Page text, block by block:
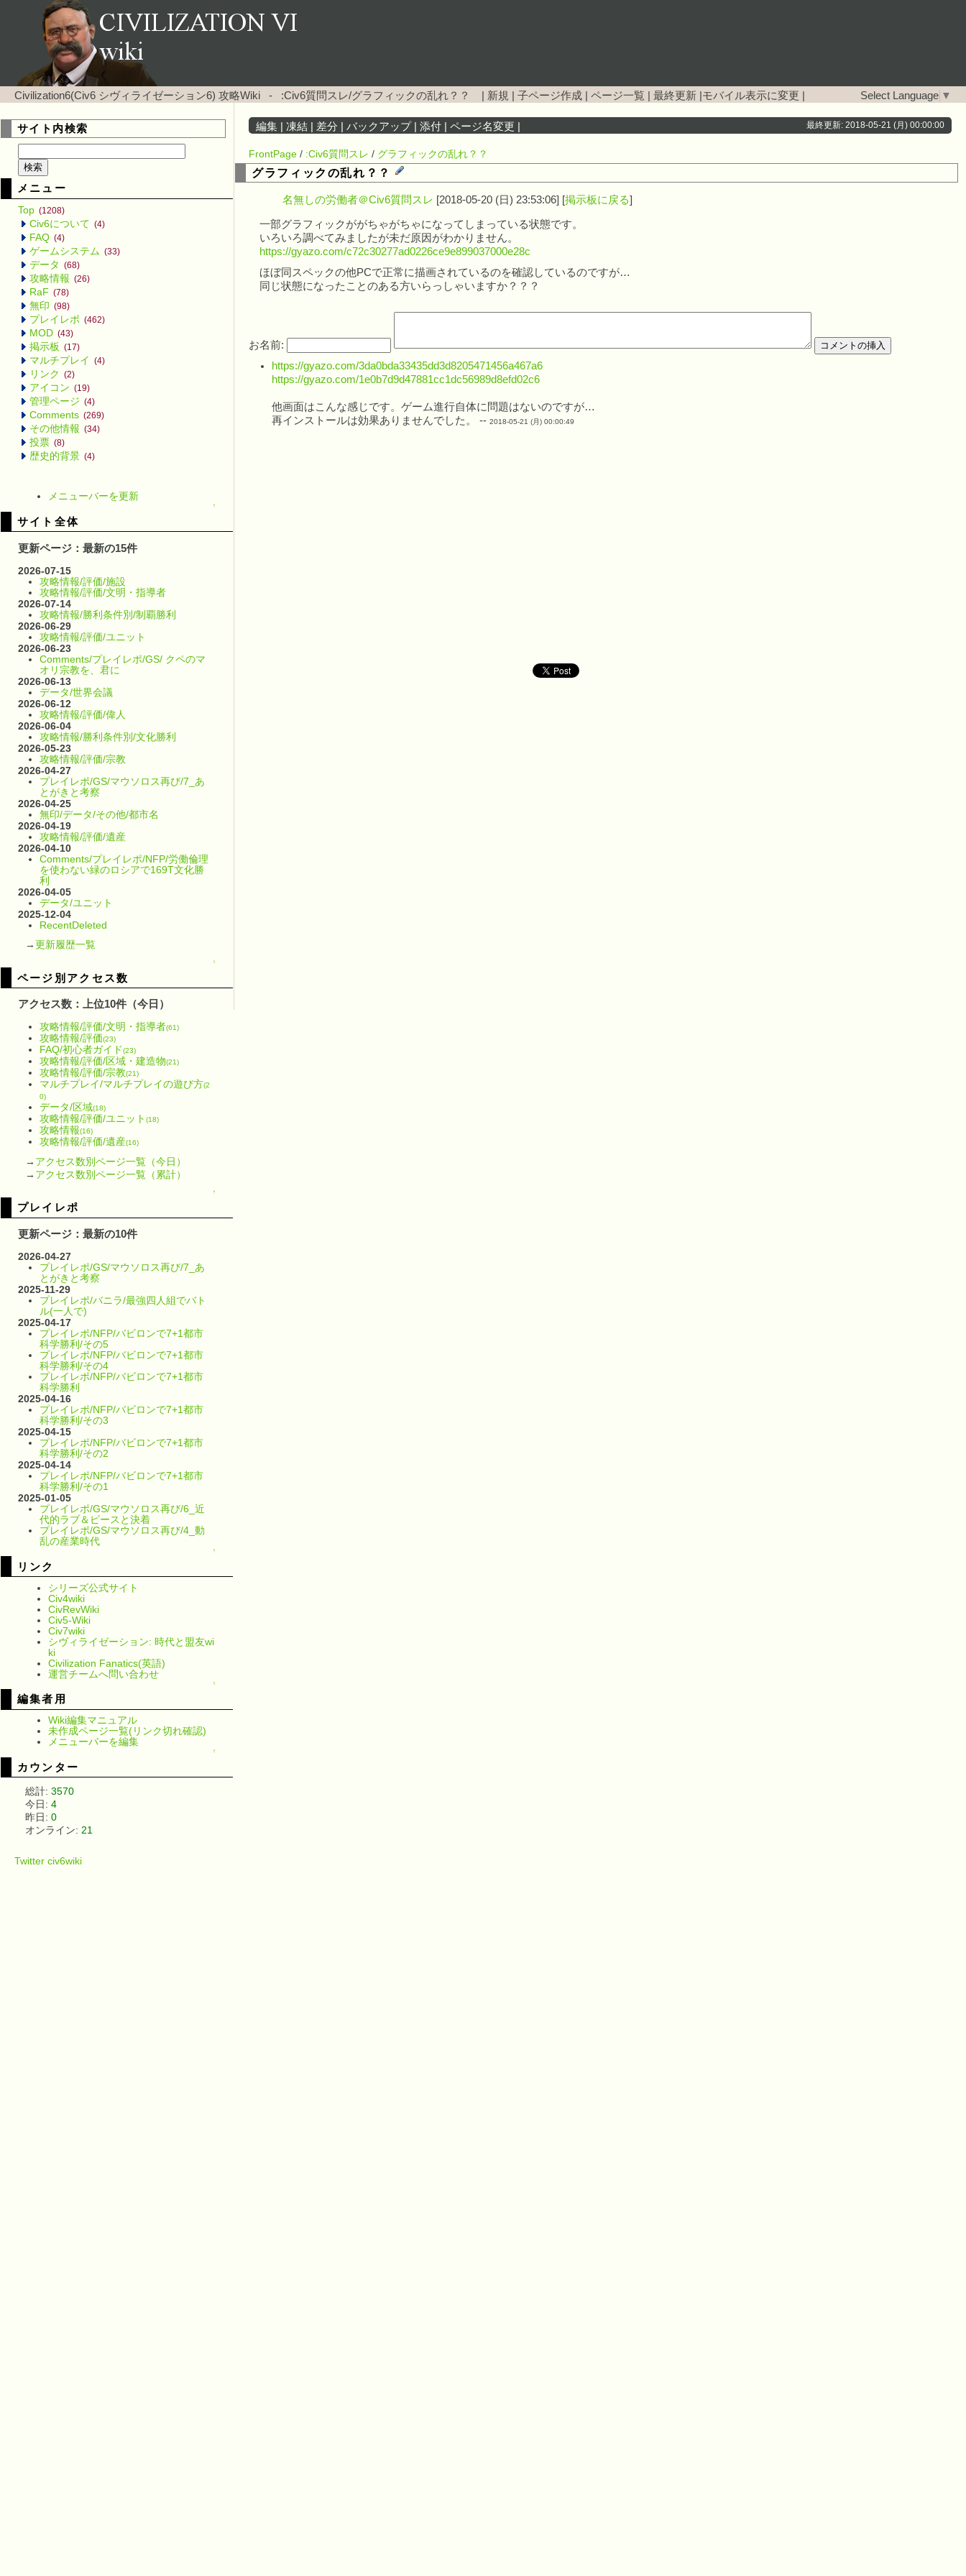
Civilization6(Civ6 シヴィライゼーション6) 攻略Wiki - :Civ6質問スレ/グラフィックの乱れ？？ 新規 子ページ作成 ページ一覧 最終更新 モバイル表示に変更 Select Language ▼
サイト内検索
メニュー
Top (1208)
Civ6について (4)
FAQ (4)
ゲームシステム (33)
データ (68)
攻略情報 (26)
RaF (78)
無印 (98)
プレイレポ (462)
MOD (43)
掲示板 (17)
マルチプレイ (4)
リンク (2)
アイコン (19)
管理ページ (4)
Comments (269)
その他情報 (34)
投票 (8)
歴史的背景 (4)
メニューバーを更新
↑
サイト全体
更新ページ：最新の15件
2026-07-15
攻略情報/評価/施設
攻略情報/評価/文明・指導者
2026-07-14
攻略情報/勝利条件別/制覇勝利
2026-06-29
攻略情報/評価/ユニット
2026-06-23
Comments/プレイレポ/GS/ クペのマ
オリ宗教を、君に
2026-06-13
データ/世界会議
2026-06-12
攻略情報/評価/偉人
2026-06-04
攻略情報/勝利条件別/文化勝利
2026-05-23
攻略情報/評価/宗教
2026-04-27
プレイレポ/GS/マウソロス再び/7_あ
とがきと考察
2026-04-25
無印/データ/その他/都市名
2026-04-19
攻略情報/評価/遺産
2026-04-10
Comments/プレイレポ/NFP/労働倫理
を使わない緑のロシアで169T文化勝
利
2026-04-05
データ/ユニット
2025-12-04
RecentDeleted
→更新履歴一覧
↑
ページ別アクセス数
アクセス数：上位10件（今日）
攻略情報/評価/文明・指導者(61)
攻略情報/評価(23)
FAQ/初心者ガイド(23)
攻略情報/評価/区域・建造物(21)
攻略情報/評価/宗教(21)
マルチプレイ/マルチプレイの遊び方(2
0)
データ/区域(18)
攻略情報/評価/ユニット (18)
攻略情報(16)
攻略情報/評価/遺産(16)
→ アクセス数別ページ一覧（今日）
→ アクセス数別ページ一覧（累計）
↑
プレイレポ
更新ページ：最新の10件
2026-04-27
プレイレポ/GS/マウソロス再び/7_あ
とがきと考察
2025-11-29
プレイレポ/バニラ/最強四人組でバト
ル(一人で)
2025-04-17
プレイレポ/NFP/バビロンで7+1都市
科学勝利/その5
プレイレポ/NFP/バビロンで7+1都市
科学勝利/その4
プレイレポ/NFP/バビロンで7+1都市
科学勝利
2025-04-16
プレイレポ/NFP/バビロンで7+1都市
科学勝利/その3
2025-04-15
プレイレポ/NFP/バビロンで7+1都市
科学勝利/その2
2025-04-14
プレイレポ/NFP/バビロンで7+1都市
科学勝利/その1
2025-01-05
プレイレポ/GS/マウソロス再び/6_近
代的ラブ＆ピースと決着
プレイレポ/GS/マウソロス再び/4_動
乱の産業時代
↑
リンク
シリーズ公式サイト
Civ4wiki
CivRevWiki
Civ5-Wiki
Civ7wiki
シヴィライゼーション: 時代と盟友wi
ki
Civilization Fanatics(英語)
運営チームへ問い合わせ
↑
編集者用
Wiki編集マニュアル
未作成ページ一覧(リンク切れ確認)
メニューバーを編集
↑
カウンター
総計: 3570
今日: 4
昨日: 0
オンライン: 21
Twitter civ6wiki
編集 凍結 差分 バックアップ| 添付 ページ名変更 最終更新: 2018-05-21 (月) 00:00:00
FrontPage / :Civ6質問スレ / グラフィックの乱れ？？
グラフィックの乱れ？？
名無しの労働者＠Civ6質問スレ [2018-05-20 (日) 23:53:06] [掲示板に戻る]
一部グラフィックががちゃがちゃになってしまっている状態です。
いろいろ調べてみましたが未だ原因がわかりません。
https://gyazo.com/c72c30277ad0226ce9e899037000e28c
ほぼ同スペックの他PCで正常に描画されているのを確認しているのですが…
同じ状態になったことのある方いらっしゃいますか？？？
お名前:
https://gyazo.com/3da0bda33435dd3d8205471456a467a6
https://gyazo.com/1e0b7d9d47881cc1dc56989d8efd02c6
他画面はこんな感じです。ゲーム進行自体に問題はないのですが…
再インストールは効果ありませんでした。 -- 2018-05-21 (月) 00:00:49